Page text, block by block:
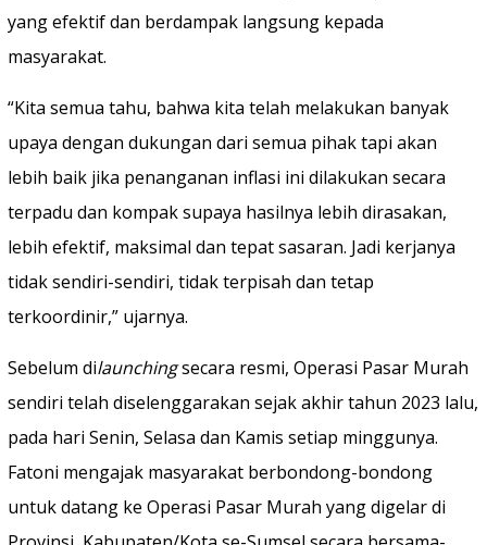
yang efektif dan berdampak langsung kepada
masyarakat.
“Kita semua tahu, bahwa kita telah melakukan banyak
upaya dengan dukungan dari semua pihak tapi akan
lebih baik jika penanganan inflasi ini dilakukan secara
terpadu dan kompak supaya hasilnya lebih dirasakan,
lebih efektif, maksimal dan tepat sasaran. Jadi kerjanya
tidak sendiri-sendiri, tidak terpisah dan tetap
terkoordinir,” ujarnya.
Sebelum dilaunchingsecara resmi, Operasi Pasar Murah
sendiri telah diselenggarakan sejak akhir tahun 2023 lalu,
pada hari Senin, Selasa dan Kamis setiap minggunya.
Fatoni mengajak masyarakat berbondong-bondong
untuk datang ke Operasi Pasar Murah yang digelar di